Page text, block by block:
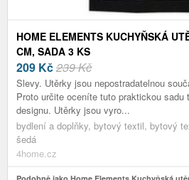
HOME ELEMENTS KUCHYŇSKÁ
CM, SADA 3 KS
209 Kč239 Kč
Slevy. Utěrky jsou nepostradatelnou
Proto určite oceníte tuto praktickou sadu
designu. Utěrky jsou vyro...
bydlení a doplňky, bytový textil, bytový
šedá
4home.cz